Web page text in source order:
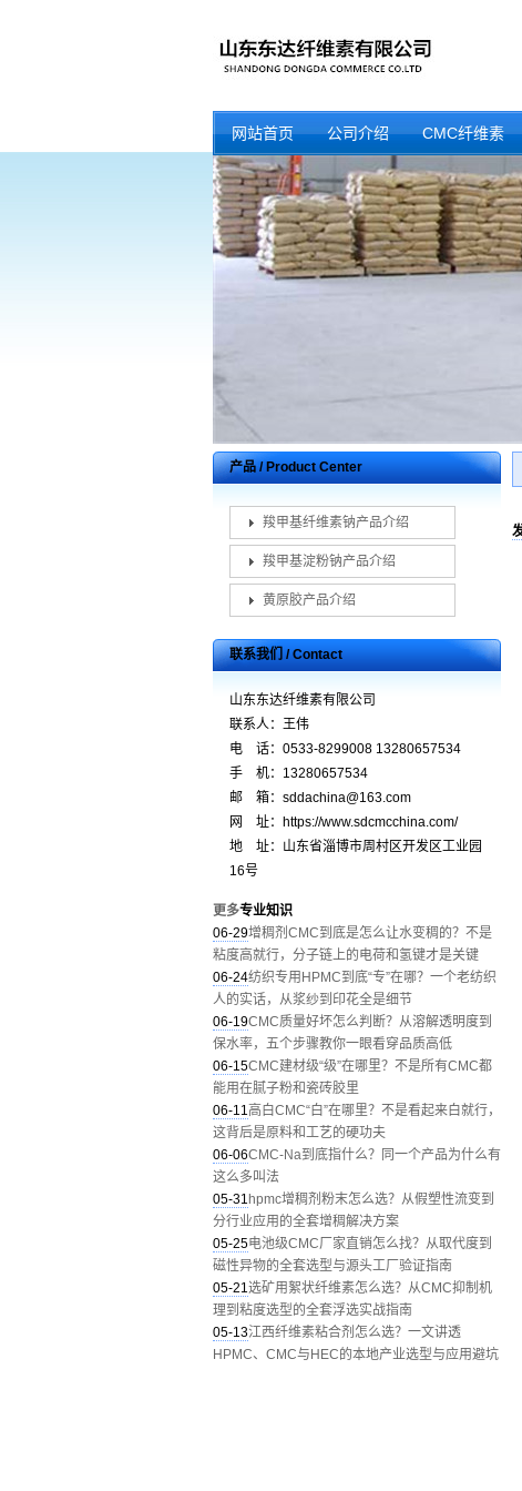
网站首页 公司介绍 CMC纤维素
产品 / Product Center
羧甲基纤维素钠产品介绍
羧甲基淀粉钠产品介绍
黄原胶产品介绍
联系我们 / Contact
山东东达纤维素有限公司
联系人：王伟
电 话：0533-8299008 13280657534
手 机：13280657534
邮 箱：sddachina@163.com
网 址：https://www.sdcmcchina.com/
地 址：山东省淄博市周村区开发区工业园
16号
更多专业知识
06-29增稠剂CMC到底是怎么让水变稠的？不是
粘度高就行，分子链上的电荷和氢键才是关键
06-24纺织专用HPMC到底“专”在哪？一个老纺织
人的实话，从浆纱到印花全是细节
06-19CMC质量好坏怎么判断？从溶解透明度到
保水率，五个步骤教你一眼看穿品质高低
06-15CMC建材级“级”在哪里？不是所有CMC都
能用在腻子粉和瓷砖胶里
06-11高白CMC“白”在哪里？不是看起来白就行，
这背后是原料和工艺的硬功夫
06-06CMC-Na到底指什么？同一个产品为什么有
这么多叫法
05-31 hpmc增稠剂粉末怎么选？从假塑性流变到
分行业应用的全套增稠解决方案
05-25电池级CMC厂家直销怎么找？从取代度到
磁性异物的全套选型与源头工厂验证指南
05-21选矿用絮状纤维素怎么选？从CMC抑制机
理到粘度选型的全套浮选实战指南
05-13江西纤维素粘合剂怎么选？一文讲透
HPMC、CMC与HEC的本地产业选型与应用避坑